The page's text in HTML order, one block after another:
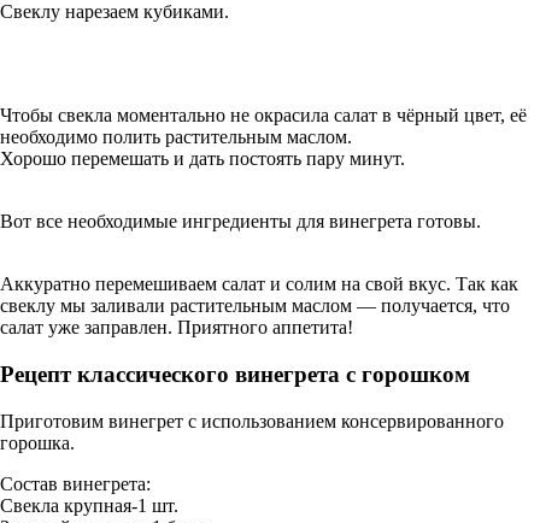
Свеклу нарезаем кубиками.
Чтобы свекла моментально не окрасила салат в чёрный цвет, её
необходимо полить растительным маслом.
Хорошо перемешать и дать постоять пару минут.
Вот все необходимые ингредиенты для винегрета готовы.
Аккуратно перемешиваем салат и солим на свой вкус. Так как
свеклу мы заливали растительным маслом — получается, что
салат уже заправлен. Приятного аппетита!
Рецепт классического винегрета с горошком
Приготовим винегрет с использованием консервированного
горошка.
Состав винегрета:
Свекла крупная-1 шт.